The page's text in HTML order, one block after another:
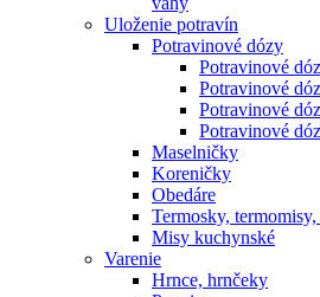
Uloženie potravín
Potravinové dózy
Potravinové
Potravinové
Potravinové
Potravinové
Maselničky
Koreničky
Obedáre
Termosky,
Misy kuchynské
Varenie
Hrnce, hrnčeky